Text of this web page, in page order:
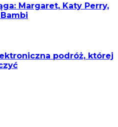
Margaret, Katy Perry,
Bambi
podróż, której